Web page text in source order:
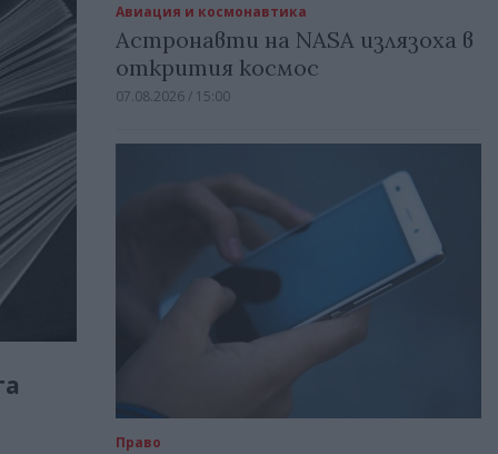
Авиация и космонавтика
Астронавти на NASA излязоха в
открития космос
07.08.2026 / 15:00
Право